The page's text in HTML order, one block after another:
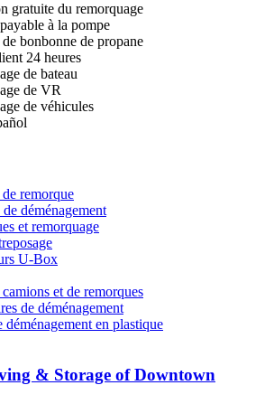
gratuite du remorquage
à la pompe
bonbonne de propane
24 heures
de bateau
de VR
de véhicules
remorque
déménagement
et remorquage
U-Box
et de remorques
de déménagement
déménagement en plastique
& Storage of Downtown